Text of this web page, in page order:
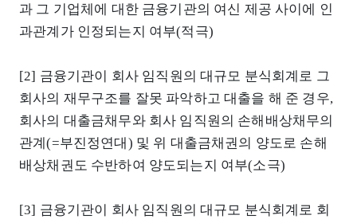
과 그 기업체에 대한 금융기관의 여신 제공 사이에 인
과관계가 인정되는지 여부(적극)
[2] 금융기관이 회사 임직원의 대규모 분식회계로 그
회사의 재무구조를 잘못 파악하고 대출을 해 준 경우,
회사의 대출금채무와 회사 임직원의 손해배상채무의
관계(=부진정연대) 및 위 대출금채권의 양도로 손해
배상채권도 수반하여 양도되는지 여부(소극)
[3] 금융기관이 회사 임직원의 대규모 분식회계로 회